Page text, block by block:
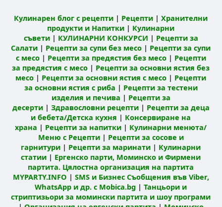
Кулинарен блог с рецепти | Рецепти |Хранителни
продукти и Напитки | Кулинарни
съвети| КУЛИНАРНИ КОНКУРСИ | Рецепти за
Салати | Рецепти за супи без месо | Рецепти за супи
с месо| Рецепти за предястия без месо| Рецепти
за предястия с месо | Рецепти за основни ястия без
месо | Рецепти за основни ястия с месо | Рецепти
за основни ястия с риба | Рецепти за тестени
изделия и печива | Рецепти за
десерти| Здравословни рецепти| Рецепти за деца
и бебета/Детска кухня | Консервиране на
храна | Рецепти за напитки | Кулинарни менюта/
Меню с Рецепти| Рецепти за сосове и
гарнитури | Рецепти за маринати | Кулинарни
статии | Ергенско парти, Моминско и Фирмени
партита. Цялостна организация на партита
MYPARTY.INFO | SMS и Бизнес Съобщения във Viber,
WhatsApp и др. с Mobica.bg |Танцьори и
стриптизьори за момински партита и шоу програми